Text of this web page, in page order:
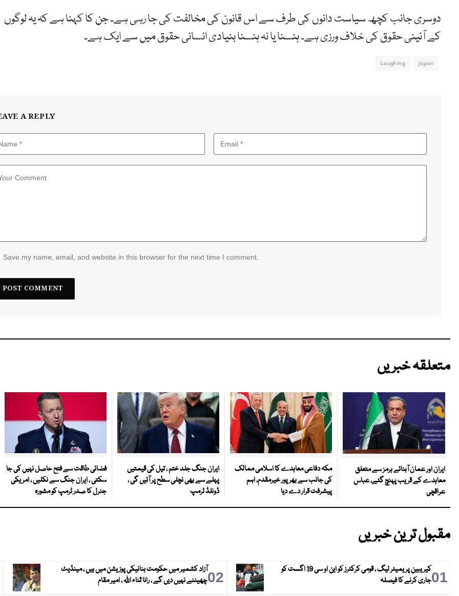
دوسری جانب کچھ سیاست دانوں کی طرف سے اس قانون کی مخالفت کی جا رہی ہے۔ جن کا کہنا ہے کہ یہ لوگوں
کے آئینی حقوق کی خلاف ورزی ہے۔ ہنسنا یا نہ ہنسنا بنیادی انسانی حقوق میں سے ایک ہے۔
japan
Laughing
A REPLY
Save my name, email, and website in this browser for the next time I comment.
متعلقہ خبریں
ایران اور عمان آبنائے ہرمز سے متعلق
معاہدے کے قریب پہنچ گئے، عباس
عراقچی
مکہ دفاعی معاہدے کا اسلامی ممالک
کی جانب سے بھرپور خیرمقدم، اہم
پیشرفت قرار دے دیا
ایران جنگ جلد ختم ، تیل کی قیمتیں
پہلے سے بھی نچلی سطح پر آئیں گی ،
ڈونلڈ ٹرمپ
فضائی طاقت سے فتح حاصل نہیں کی جا
سکتی ، ایران جنگ سے نکلیں ، امریکی
جنرل کا صدر ٹرمپ کو مشورہ
مقبول ترین خبریں
01
کیریبین پریمیئر لیگ ، قومی کرکٹرز کو این او سی 19 اگست کو
جاری کرنے کا فیصلہ
02آزاد کشمیر میں حکومت بنانیکی پوزیشن میں ہیں ، مینڈیٹ
چھیننے نہیں دیں گے ، رانا ثناء اللہ ، امیر مقام